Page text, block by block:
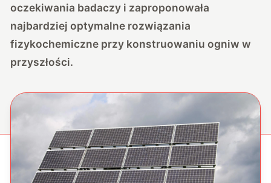
oczekiwania badaczy i zaproponowała
najbardziej optymalne rozwiązania
fizykochemiczne przy konstruowaniu ogniw w
przyszłości.